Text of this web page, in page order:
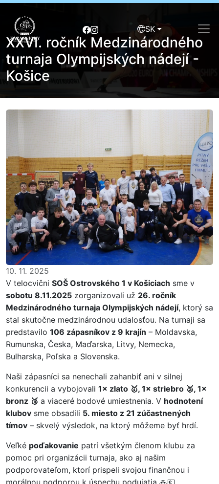
SK
XXVI. ročník Medzinárodného
turnaja Olympijských nádejí -
Košice
10. 11. 2025
V telocvični SOŠ Ostrovského 1 v Košiciach sme v
sobotu 8.11.2025 zorganizovali už 26. ročník
Medzinárodného turnaja Olympijských nádejí, ktorý sa
stal skutočne medzinárodnou udalosťou. Na turnaji sa
predstavilo 106 zápasníkov z 9 krajín – Moldavska,
Rumunska, Česka, Maďarska, Litvy, Nemecka,
Bulharska, Poľska a Slovenska.
Naši zápasníci sa nenechali zahanbiť ani v silnej
konkurencii a vybojovali 1× zlato 🥇, 1× striebro 🥈, 1×
bronz 🥉 a viaceré bodové umiestnenia. V hodnotení
klubov sme obsadili 5. miesto z 21 zúčastnených
tímov – skvelý výsledok, na ktorý môžeme byť hrdí.
Veľké poďakovanie patrí všetkým členom klubu za
pomoc pri organizácii turnaja, ako aj našim
podporovateľom, ktorí prispeli svojou finančnou i
morálnou podporou k úspechu podujatia 🙏💶.